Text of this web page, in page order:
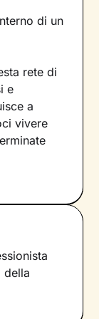
di un
rete di
e
a
vivere
la
presenti.
che ti
luce
della